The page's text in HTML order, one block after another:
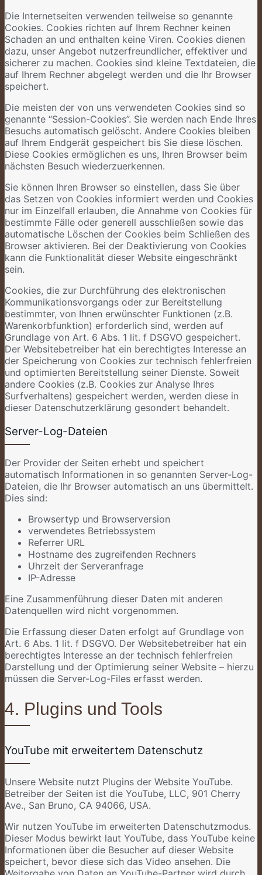
Die Internetseiten verwenden teilweise so genannte
Cookies. Cookies richten auf Ihrem Rechner keinen
Schaden an und enthalten keine Viren. Cookies dienen
dazu, unser Angebot nutzerfreundlicher, effektiver und
sicherer zu machen. Cookies sind kleine Textdateien, die
auf Ihrem Rechner abgelegt werden und die Ihr Browser
speichert.
Die meisten der von uns verwendeten Cookies sind so
genannte “Session-Cookies”. Sie werden nach Ende Ihres
Besuchs automatisch gelöscht. Andere Cookies bleiben
auf Ihrem Endgerät gespeichert bis Sie diese löschen.
Diese Cookies ermöglichen es uns, Ihren Browser beim
nächsten Besuch wiederzuerkennen.
Sie können Ihren Browser so einstellen, dass Sie über
das Setzen von Cookies informiert werden und Cookies
nur im Einzelfall erlauben, die Annahme von Cookies für
bestimmte Fälle oder generell ausschließen sowie das
automatische Löschen der Cookies beim Schließen des
Browser aktivieren. Bei der Deaktivierung von Cookies
kann die Funktionalität dieser Website eingeschränkt
sein.
Cookies, die zur Durchführung des elektronischen
Kommunikationsvorgangs oder zur Bereitstellung
bestimmter, von Ihnen erwünschter Funktionen (z.B.
Warenkorbfunktion) erforderlich sind, werden auf
Grundlage von Art. 6 Abs. 1 lit. f DSGVO gespeichert.
Der Websitebetreiber hat ein berechtigtes Interesse an
der Speicherung von Cookies zur technisch fehlerfreien
und optimierten Bereitstellung seiner Dienste. Soweit
andere Cookies (z.B. Cookies zur Analyse Ihres
Surfverhaltens) gespeichert werden, werden diese in
dieser Datenschutzerklärung gesondert behandelt.
Server-Log-Dateien
Der Provider der Seiten erhebt und speichert
automatisch Informationen in so genannten Server-Log-
Dateien, die Ihr Browser automatisch an uns übermittelt.
Dies sind:
Browsertyp und Browserversion
verwendetes Betriebssystem
Referrer URL
Hostname des zugreifenden Rechners
Uhrzeit der Serveranfrage
IP-Adresse
Eine Zusammenführung dieser Daten mit anderen
Datenquellen wird nicht vorgenommen.
Die Erfassung dieser Daten erfolgt auf Grundlage von
Art. 6 Abs. 1 lit. f DSGVO. Der Websitebetreiber hat ein
berechtigtes Interesse an der technisch fehlerfreien
Darstellung und der Optimierung seiner Website – hierzu
müssen die Server-Log-Files erfasst werden.
4. Plugins und Tools
YouTube mit erweitertem Datenschutz
Unsere Website nutzt Plugins der Website YouTube.
Betreiber der Seiten ist die YouTube, LLC, 901 Cherry
Ave., San Bruno, CA 94066, USA.
Wir nutzen YouTube im erweiterten Datenschutzmodus.
Dieser Modus bewirkt laut YouTube, dass YouTube keine
Informationen über die Besucher auf dieser Website
speichert, bevor diese sich das Video ansehen. Die